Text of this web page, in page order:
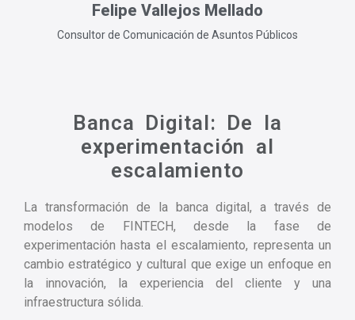
Felipe Vallejos Mellado
Consultor de Comunicación de Asuntos Públicos
Banca Digital: De la
experimentación al
escalamiento
La transformación de la banca digital, a través de
modelos de FINTECH, desde la fase de
experimentación hasta el escalamiento, representa un
cambio estratégico y cultural que exige un enfoque en
la innovación, la experiencia del cliente y una
infraestructura sólida.